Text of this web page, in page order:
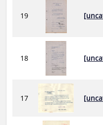
19
18
17